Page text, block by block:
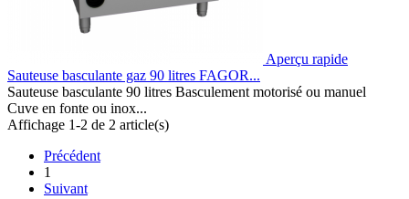
Aperçu rapide
Sauteuse basculante gaz 90 litres FAGOR...
Sauteuse basculante 90 litres Basculement motorisé ou manuel
Cuve en fonte ou inox...
Affichage 1-2 de 2 article(s)
Précédent
1
Suivant